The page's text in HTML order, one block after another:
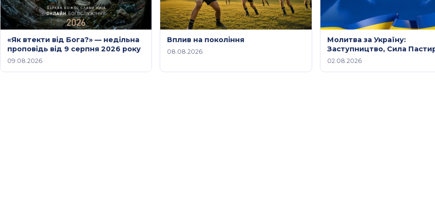
«Як втекти від Бога?» — недільна
проповідь від 9 серпня 2026 року
09.08.2026
Вплив на покоління
08.08.2026
Молитва за Україну:
Заступництво, Сила
Небесний Мир Христа /
02.08.2026